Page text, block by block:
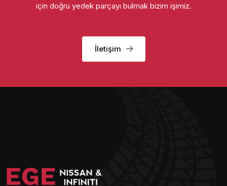
için doğru yedek parçayı bulmak bizim işimiz.
İletişim